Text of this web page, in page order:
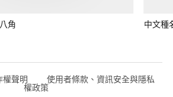
角 中文種
權聲明 使用者條款、資訊安全與隱私
權政策